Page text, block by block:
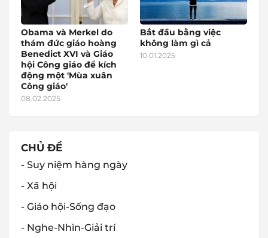
Obama và Merkel do
thám đức giáo hoàng
Benedict XVI và Giáo
hội Công giáo để kích
động một 'Mùa xuân
Công giáo'
08.02.2025
Bắt đầu bằng việc
không làm gì cả
10.01.2025
CHỦ ĐỀ
- Suy niệm hàng ngày
- Xã hội
- Giáo hội-Sống đạo
- Nghe-Nhìn-Giải trí